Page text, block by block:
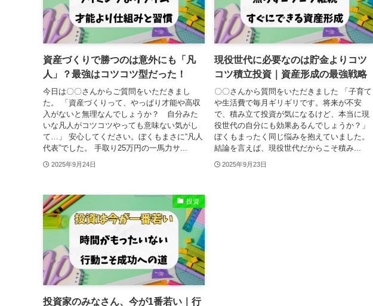
資産づくりで勝つのは意外にも「凡
人」？最強はコツコツ型だった！
今日は〇〇さんからご質問をいただきまし
た。 「資産づくりって、やっぱり才能や高収
入がないと無理なんでしょうか？ 自分みた
いな凡人がコツコツやっても意味ない気がし
て…」 安心してください。ぼくもまさに“凡人
代表”でした。 手取り25万円の一馬力サ...
2025年9月24日
現役世代に必要なのは貯金よりコツ
コツ積立投資｜資産形成の最強戦略
〇〇さんから質問をいただきました 「子育て
や生活費で毎月ギリギリです。将来が不安
で、積み立て投資が気になるけど、本当に現
役世代の自分にも効果あるんでしょうか？」
ぼくもまったく同じ悩みを抱えていました。
結論を言えば、現役世代だからこそ積み...
2025年9月23日
投資
投資家のみなさん、今が1番若い｜行